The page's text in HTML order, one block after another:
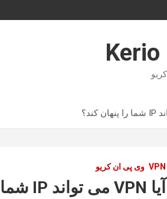
VPN وی پی ان کریو
آیا VPN می تواند IP شما را پنهان کند؟